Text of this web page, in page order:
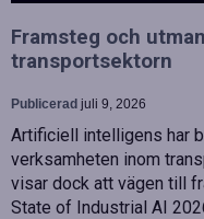
Framsteg och
transportsektorn
Publicerad juli 9, 2026
Artificiell intelligens har
verksamheten inom
visar dock att vägen till
State of Industrial AI